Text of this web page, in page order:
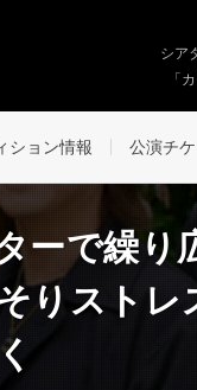
シア
「
ション情報 公演チ
ーで繰り
りストレ